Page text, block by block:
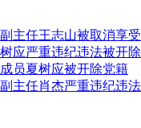
主任王志山被取消享
应严重违纪违法被开
员夏树应被开除党籍
主任肖杰严重违纪违